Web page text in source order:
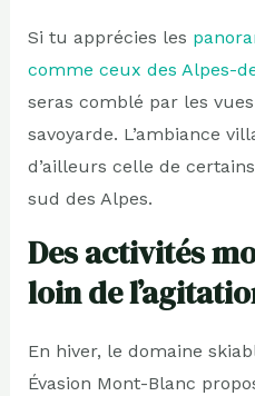
Si tu apprécies les
comme ceux des Alpes-
seras comblé par les
savoyarde. L’ambiance
d’ailleurs celle de
sud des Alpes.
Des activités
loin de
En hiver, le domaine
Évasion Mont-Blanc